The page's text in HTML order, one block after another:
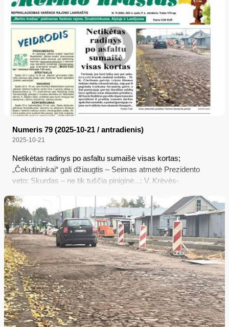
klojimo procesą savo akimis anuomet mačiusios dvi
varėniškės seserys...
Numeris 79 (2025-10-21 / antradienis)
2025-10-21
Netikėtas radinys po asfaltu sumaišė visas kortas;
„Čekutininkai“ gali džiaugtis – Seimas atmetė Prezidento
veto; Skurdas – ne tik tuščia piniginė...; V. Krėvės-